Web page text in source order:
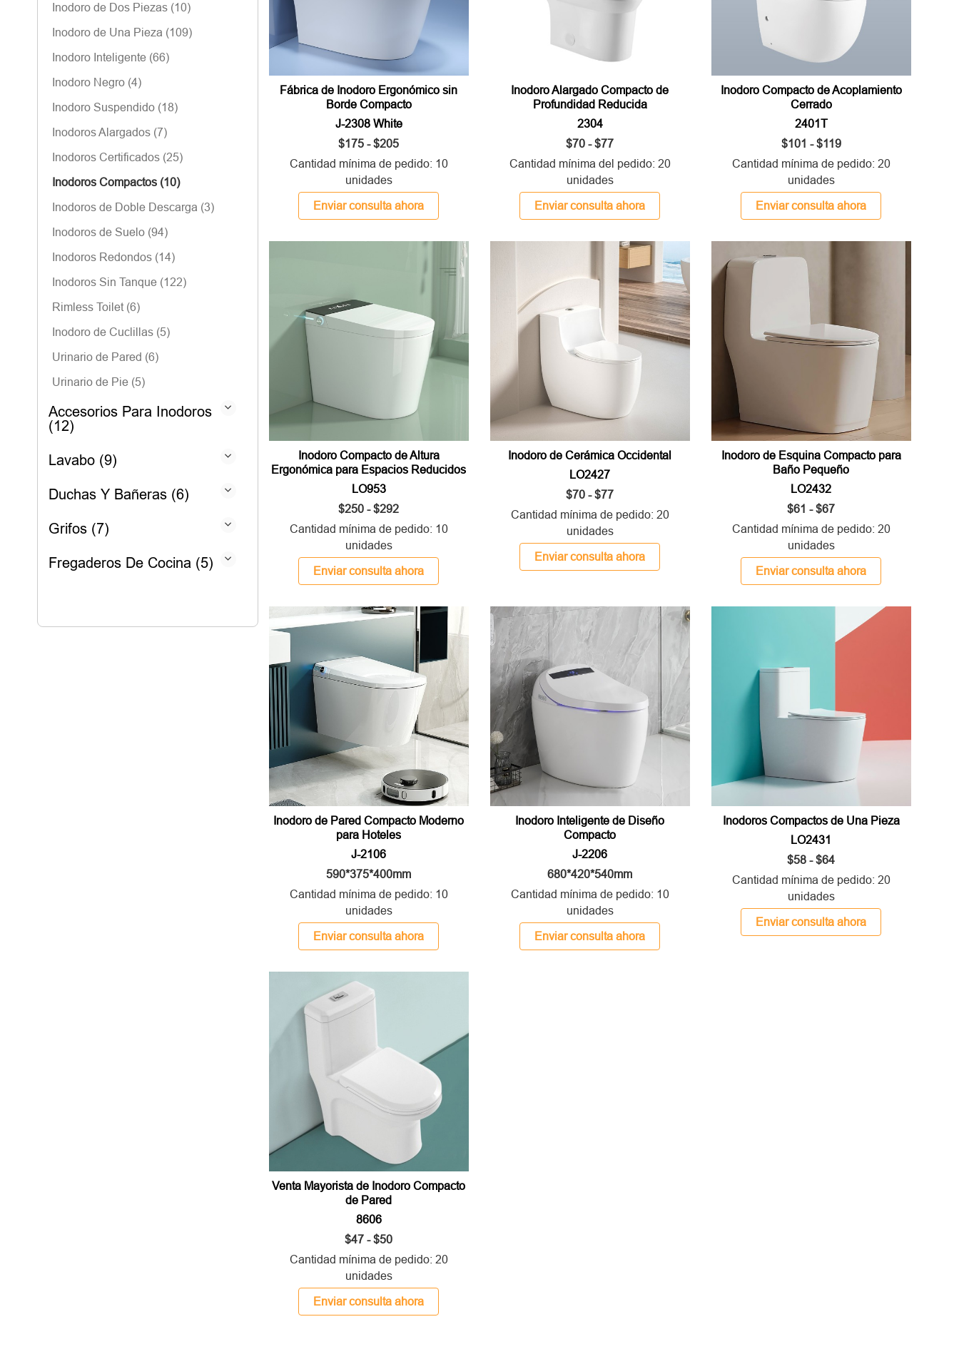
Inodoro de Dos Piezas (10)
Inodoro de Una Pieza (109)
Inodoro Inteligente (66)
Inodoro Negro (4)
Inodoro Suspendido (18)
Inodoros Alargados (7)
Inodoros Certificados (25)
Inodoros Compactos (10)
Inodoros de Doble Descarga (3)
Inodoros de Suelo (94)
Inodoros Redondos (14)
Inodoros Sin Tanque (122)
Rimless Toilet (6)
Inodoro de Cuclillas (5)
Urinario de Pared (6)
Urinario de Pie (5)
Accesorios Para Inodoros
(12)
Lavabo (9)
Duchas Y Bañeras (6)
Grifos (7)
Fregaderos De Cocina (5)
Fábrica de Inodoro Ergonómico sin
Borde Compacto
J-2308 White
$175 - $205
Cantidad mínima de pedido: 10
unidades
Enviar consulta ahora
Inodoro Alargado Compacto de
Profundidad Reducida
2304
$70 - $77
Cantidad mínima del pedido: 20
unidades
Enviar consulta ahora
Inodoro Compacto de Acoplamiento
Cerrado
2401T
$101 - $119
Cantidad mínima de pedido: 20
unidades
Enviar consulta ahora
Inodoro Compacto de Altura
Ergonómica para Espacios Reducidos
LO953
$250 - $292
Cantidad mínima de pedido: 10
unidades
Enviar consulta ahora
Inodoro de Cerámica Occidental
LO2427
$70 - $77
Cantidad mínima de pedido: 20
unidades
Enviar consulta ahora
Inodoro de Esquina Compacto para
Baño Pequeño
LO2432
$61 - $67
Cantidad mínima de pedido: 20
unidades
Enviar consulta ahora
Inodoro de Pared Compacto Moderno
para Hoteles
J-2106
590*375*400mm
Cantidad mínima de pedido: 10
unidades
Enviar consulta ahora
Inodoro Inteligente de Diseño
Compacto
J-2206
680*420*540mm
Cantidad mínima de pedido: 10
unidades
Enviar consulta ahora
Inodoros Compactos de Una Pieza
LO2431
$58 - $64
Cantidad mínima de pedido: 20
unidades
Enviar consulta ahora
Venta Mayorista de Inodoro Compacto
de Pared
8606
$47 - $50
Cantidad mínima de pedido: 20
unidades
Enviar consulta ahora